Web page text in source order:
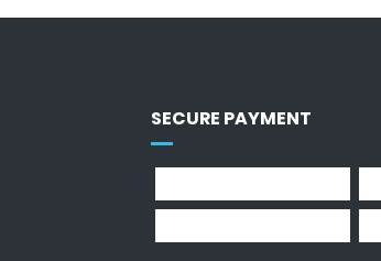
SECURE PAYMENT